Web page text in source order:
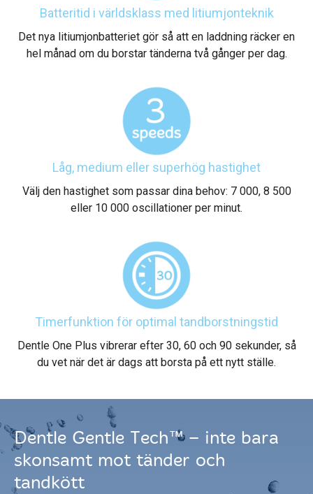
Batteritid i världsklass med litiumjonteknik
Det nya litiumjonbatteriet gör så att en laddning räcker en
hel månad om du borstar tänderna två gånger per dag.
Låg, medium eller superhög hastighet
Välj den hastighet som passar dina behov: 7 000, 8 500
eller 10 000 oscillationer per minut.
Timerfunktion för optimal tandborstningstid
Dentle One Plus vibrerar efter 30, 60 och 90 sekunder, så
du vet när det är dags att borsta på ett nytt ställe.
Dentle Gentle Tech™ – inte bara
skonsamt mot tänder och
tandkött